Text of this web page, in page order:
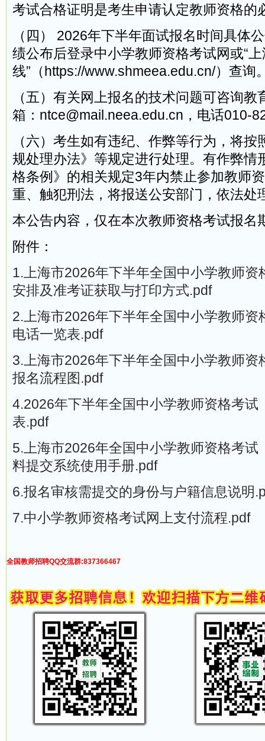
考试合格证明是考生申请认定教师资格的
（四） 2026年下半年面试报名时间具体
绩公布后登录中小学教师资格考试网或“
线”（https://www.shmeea.edu.cn/）查询
（五）有关网上报名的技术问题可咨询
箱：ntce@mail.neea.edu.cn，电话010-
（六）考生如有违纪、作弊等行为，将
规处理办法》等规定进行处理。有作弊情
格条例》的相关规定3年内禁止参加教师
重、触犯刑法，将报送公安部门，依法处
本公告内容，仅在本次教师资格考试报名
附件：
1.上海市2026年下半年全国中小学教师资
安排及准考证获取与打印方式.pdf
2.上海市2026年下半年全国中小学教师资
电话一览表.pdf
3.上海市2026年下半年全国中小学教师资
报名流程图.pdf
4.2026年下半年全国中小学教师资格考试
表.pdf
5.上海市2026年全国中小学教师资格考试
料提交系统使用手册.pdf
6.报名审核需提交的身份与户籍信息说明
7.中小学教师资格考试网上支付流程.pdf
全国教师招聘QQ交流群:837366467